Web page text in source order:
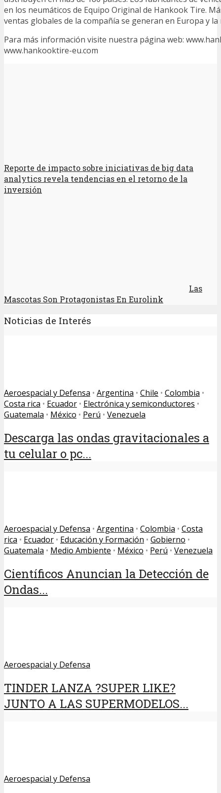
en los neumáticos de Equipo Original de Hankook Tire.
ventas globales de la compañía se generan en Europa y la
Para más información visite nuestra página web:
www.hankooktire-eu.com
Reporte de impacto sobre iniciativas de big data
analytics revela tendencias en el retorno de la
inversión
Las
Mascotas Son Protagonistas En Eurolink
Noticias de Interés
Aeroespacial y Defensa • Argentina • Chile • Colombia •
Costa rica • Ecuador • Electrónica y semiconductores •
Guatemala • México • Perú • Venezuela
Descarga las ondas gravitacionales a
tu celular o pc...
Aeroespacial y Defensa • Argentina • Colombia • Costa
rica • Ecuador • Educación y Formación • Gobierno •
Guatemala • Medio Ambiente • México • Perú • Venezuela
Científicos Anuncian la Detección de
Ondas...
Aeroespacial y Defensa
TINDER LANZA ?SUPER LIKE?
JUNTO A LAS SUPERMODELOS...
Aeroespacial y Defensa